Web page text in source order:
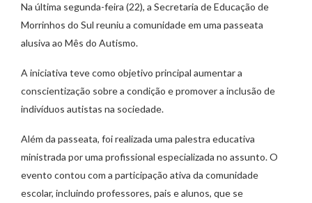
Na última segunda-feira (22), a Secretaria de Educação de
Morrinhos do Sul reuniu a comunidade em uma passeata
alusiva ao Mês do Autismo.
A iniciativa teve como objetivo principal aumentar a
conscientização sobre a condição e promover a inclusão de
indivíduos autistas na sociedade.
Além da passeata, foi realizada uma palestra educativa
ministrada por uma profissional especializada no assunto. O
evento contou com a participação ativa da comunidade
escolar, incluindo professores, pais e alunos, que se